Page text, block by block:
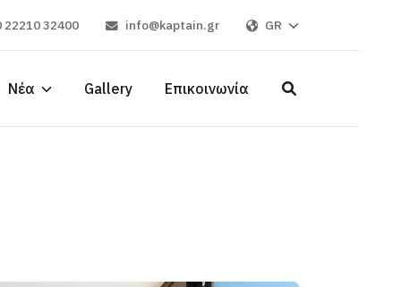
22210 32400 info@kaptain.gr GR
Νέα Gallery Επικοινωνία